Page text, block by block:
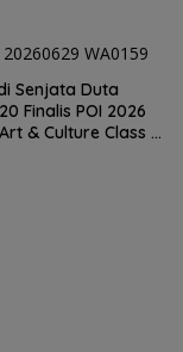
Senjata Duta
Finalis POI 2026
& Culture Class di